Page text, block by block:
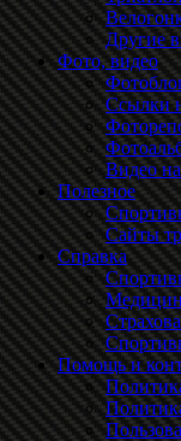
Другие
Фото, видео
Ссылки
Видео
Полезное
Сайты
Справка
Помощь и